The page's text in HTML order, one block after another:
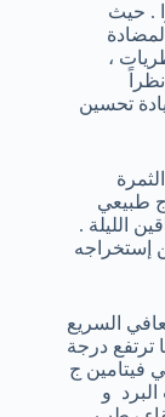
. حيث
،
تحسين
طبيعي
الليلة .
إستخراجه
السريع
درجة
فيتامين ج
و